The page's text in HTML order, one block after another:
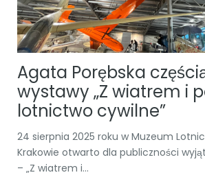
Agata Porębska
wystawy „Z wiatrem i
lotnictwo cywilne”
24 sierpnia 2025 roku w Muzeum
Krakowie otwarto dla publiczności
– „Z wiatrem i...